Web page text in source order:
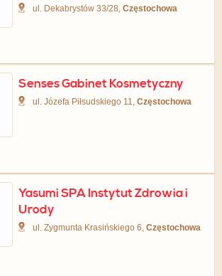
ul. Dekabrystów 33/28,Częstochowa
Senses Gabinet Kosmetyczny
ul. Józefa Piłsudskiego 11,Częstochowa
Yasumi SPA Instytut Zdrowia i
Urody
ul. Zygmunta Krasińskiego 6,Częstochowa